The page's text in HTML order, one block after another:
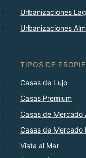
Urbanizaciones
Urbanizaciones
TIPOS DE
Casas de Lujo
Casas Premium
Casas de Mercado
Casas de Mercado
Vista al Mar